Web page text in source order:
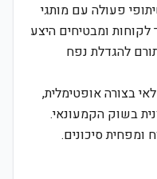
פעולה עם מותגי
לקוחות ומבטיחים היצע
להגדלת נפח
בצורה אופטימלית,
בשוק הקמעונאי.
ומפחית סיכונים.